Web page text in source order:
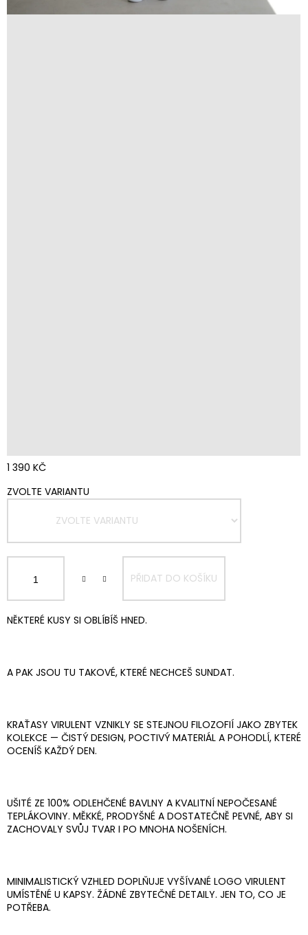
1 390 KČ
CENA:
ZVOLTE VARIANTU
PŘIDAT DO KOŠÍKU
NĚKTERÉ KUSY SI OBLÍBÍŠ HNED.
A PAK JSOU TU TAKOVÉ, KTERÉ NECHCEŠ SUNDAT.
KRAŤASY VIRULENT VZNIKLY SE STEJNOU FILOZOFIÍ JAKO ZBYTEK
KOLEKCE — ČISTÝ DESIGN, POCTIVÝ MATERIÁL A POHODLÍ, KTERÉ
OCENÍŠ KAŽDÝ DEN.
UŠITÉ ZE 100% ODLEHČENÉ BAVLNY A KVALITNÍ NEPOČESANÉ
TEPLÁKOVINY. MĚKKÉ, PRODYŠNÉ A DOSTATEČNĚ PEVNÉ, ABY SI
ZACHOVALY SVŮJ TVAR I PO MNOHA NOŠENÍCH.
MINIMALISTICKÝ VZHLED DOPLŇUJE VYŠÍVANÉ LOGO VIRULENT
UMÍSTĚNÉ U KAPSY. ŽÁDNÉ ZBYTEČNÉ DETAILY. JEN TO, CO JE
POTŘEBA.